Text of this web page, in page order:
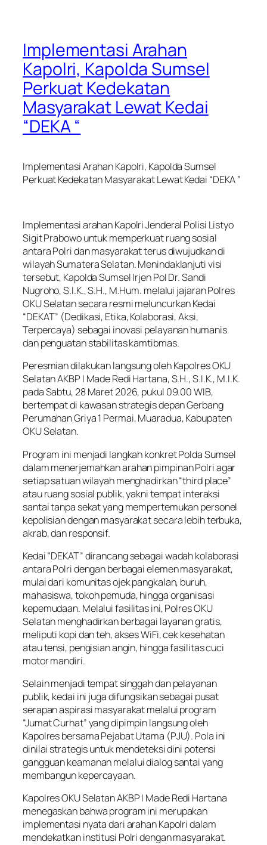
Implementasi Arahan
Kapolri, Kapolda Sumsel
Perkuat Kedekatan
Masyarakat Lewat Kedai
“DEKA “
Implementasi Arahan Kapolri, Kapolda Sumsel
Perkuat Kedekatan Masyarakat Lewat Kedai “DEKA ”
Implementasi arahan Kapolri Jenderal Polisi Listyo
Sigit Prabowo untuk memperkuat ruang sosial
antara Polri dan masyarakat terus diwujudkan di
wilayah Sumatera Selatan. Menindaklanjuti visi
tersebut, Kapolda Sumsel Irjen Pol Dr. Sandi
Nugroho, S.I.K., S.H., M.Hum. melalui jajaran Polres
OKU Selatan secara resmi meluncurkan Kedai
“DEKAT” (Dedikasi, Etika, Kolaborasi, Aksi,
Terpercaya) sebagai inovasi pelayanan humanis
dan penguatan stabilitas kamtibmas.
Peresmian dilakukan langsung oleh Kapolres OKU
Selatan AKBP I Made Redi Hartana, S.H., S.I.K., M.I.K.
pada Sabtu, 28 Maret 2026, pukul 09.00 WIB,
bertempat di kawasan strategis depan Gerbang
Perumahan Griya 1 Permai, Muaradua, Kabupaten
OKU Selatan.
Program ini menjadi langkah konkret Polda Sumsel
dalam menerjemahkan arahan pimpinan Polri agar
setiap satuan wilayah menghadirkan “third place”
atau ruang sosial publik, yakni tempat interaksi
santai tanpa sekat yang mempertemukan personel
kepolisian dengan masyarakat secara lebih terbuka,
akrab, dan responsif.
Kedai “DEKAT” dirancang sebagai wadah kolaborasi
antara Polri dengan berbagai elemen masyarakat,
mulai dari komunitas ojek pangkalan, buruh,
mahasiswa, tokoh pemuda, hingga organisasi
kepemudaan. Melalui fasilitas ini, Polres OKU
Selatan menghadirkan berbagai layanan gratis,
meliputi kopi dan teh, akses WiFi, cek kesehatan
atau tensi, pengisian angin, hingga fasilitas cuci
motor mandiri.
Selain menjadi tempat singgah dan pelayanan
publik, kedai ini juga difungsikan sebagai pusat
serapan aspirasi masyarakat melalui program
“Jumat Curhat” yang dipimpin langsung oleh
Kapolres bersama Pejabat Utama (PJU). Pola ini
dinilai strategis untuk mendeteksi dini potensi
gangguan keamanan melalui dialog santai yang
membangun kepercayaan.
Kapolres OKU Selatan AKBP I Made Redi Hartana
menegaskan bahwa program ini merupakan
implementasi nyata dari arahan Kapolri dalam
mendekatkan institusi Polri dengan masyarakat.